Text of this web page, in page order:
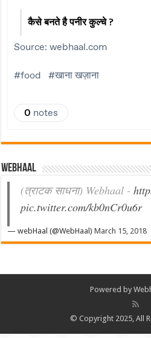
Webhaal
(त्राटक साधना) Webhaal -
pic.twitter.com/kb0nCr0u6r
— webHaal (@WebHaal)March 15, 2018
Powered by
© Copyright 2025, All